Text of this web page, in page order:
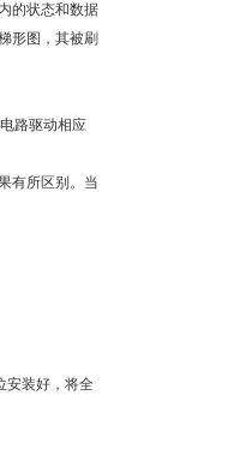
的状态和数据
形图，其被刷
路驱动相应
有所区别。当
安装好，将全